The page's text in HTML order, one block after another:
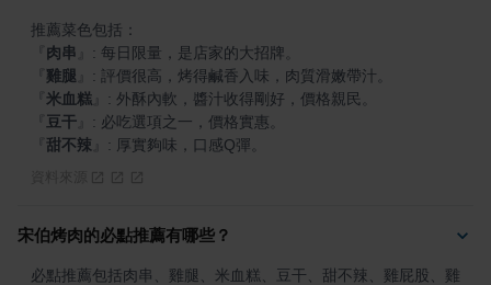
肉串
雞腿
米血糕
豆干
甜不辣 : 厚實夠味，口感Q彈。
宋伯烤肉的必點推薦有哪些？
必點推薦包括肉串、雞腿、米血糕、豆干、甜不辣、雞屁股、雞